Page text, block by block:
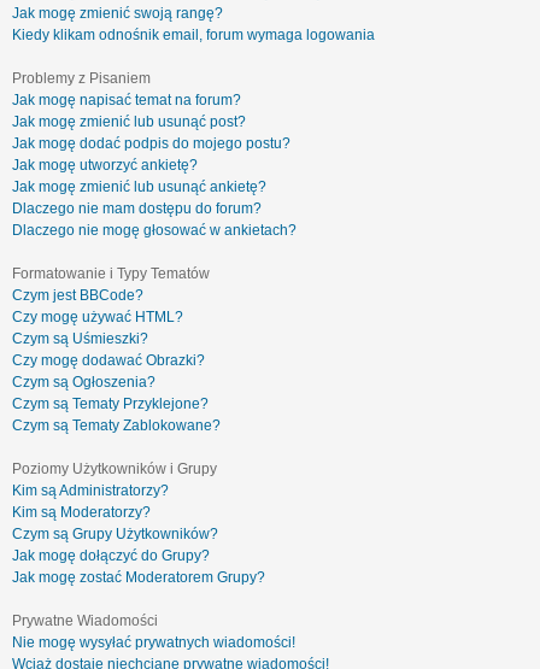
Jak mogę zmienić swoją rangę?
Kiedy klikam odnośnik email, forum wymaga logowania
Problemy z Pisaniem
Jak mogę napisać temat na forum?
Jak mogę zmienić lub usunąć post?
Jak mogę dodać podpis do mojego postu?
Jak mogę utworzyć ankietę?
Jak mogę zmienić lub usunąć ankietę?
Dlaczego nie mam dostępu do forum?
Dlaczego nie mogę głosować w ankietach?
Formatowanie i Typy Tematów
Czym jest BBCode?
Czy mogę używać HTML?
Czym są Uśmieszki?
Czy mogę dodawać Obrazki?
Czym są Ogłoszenia?
Czym są Tematy Przyklejone?
Czym są Tematy Zablokowane?
Poziomy Użytkowników i Grupy
Kim są Administratorzy?
Kim są Moderatorzy?
Czym są Grupy Użytkowników?
Jak mogę dołączyć do Grupy?
Jak mogę zostać Moderatorem Grupy?
Prywatne Wiadomości
Nie mogę wysyłać prywatnych wiadomości!
Wciąż dostaję niechciane prywatne wiadomości!